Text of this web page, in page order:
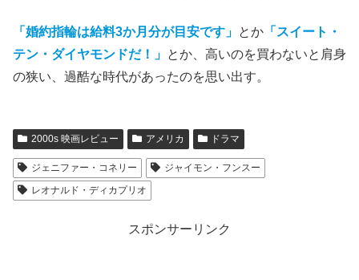
「婚約指輪は給料3か月分が目安です」 とか 「スイート・
テン・ダイヤモンドだ！」 とか、高いのを買わないと肩身
の狭い、過酷な時代があったのを思い出す。
2000s 映画レビュー アメリカ ドラマ
ジェニファー・コネリー
ジャイモン・フンスー
レオナルド・ディカプリオ
スポンサーリンク